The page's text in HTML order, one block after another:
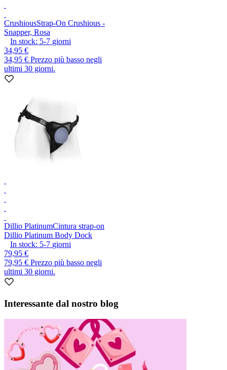
CrushiousStrap-On Crushious -
Snapper, Rosa
In stock: 5-7 giorni
34,95 €
34,95 € Prezzo più basso negli
ultimi 30 giorni.
Dillio PlatinumCintura strap-on
Dillio Platinum Body Dock
In stock: 5-7 giorni
79,95 €
79,95 € Prezzo più basso negli
ultimi 30 giorni.
Interessante dal nostro blog